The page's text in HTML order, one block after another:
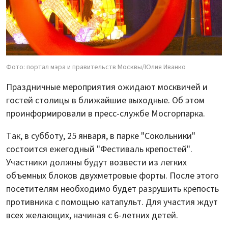
Фото: портал мэра и правительств Москвы/Юлия Иванко
Праздничные мероприятия ожидают москвичей и
гостей столицы в ближайшие выходные. Об этом
проинформировали в пресс-службе Мосгорпарка.
Так, в субботу, 25 января, в парке "Сокольники"
состоится ежегодный "Фестиваль крепостей".
Участники должны будут возвести из легких
объемных блоков двухметровые форты. После этого
посетителям необходимо будет разрушить крепость
противника с помощью катапульт. Для участия ждут
всех желающих, начиная с 6-летних детей.